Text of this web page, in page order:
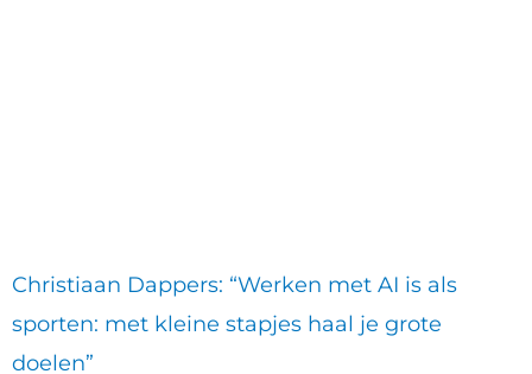
Christiaan Dappers: “Werken met AI is als
sporten: met kleine stapjes haal je grote
doelen”